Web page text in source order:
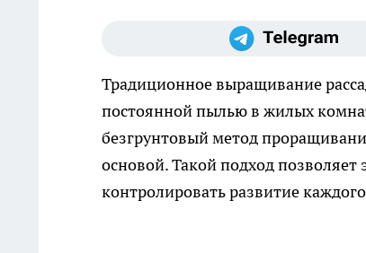
Традиционное выращивание
постоянной пылью в жилых
безгрунтовый метод
основой. Такой подход
контролировать развитие